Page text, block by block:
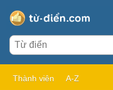
Thành viên A-Z